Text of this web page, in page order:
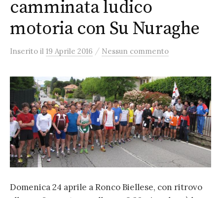
camminata ludico
motoria con Su Nuraghe
Inserito il 19 Aprile 2016 / Nessun commento
Domenica 24 aprile a Ronco Biellese, con ritrovo